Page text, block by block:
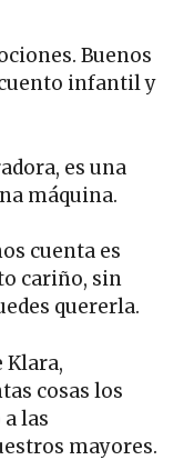
Buenos
infantil y
es una
máquina.
cuenta es
cariño, sin
quererla.
Klara,
cosas los
las
mayores.